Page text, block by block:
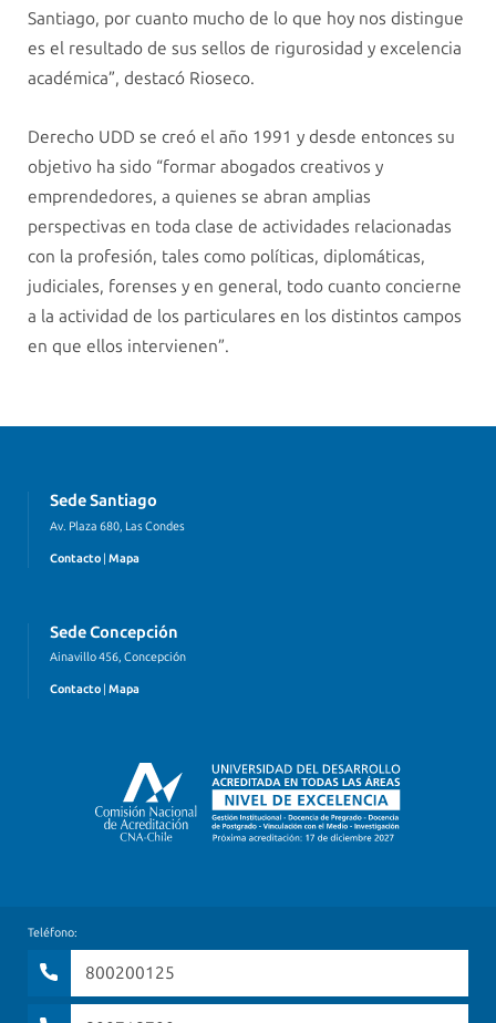
Santiago, por cuanto mucho de lo que hoy nos distingue
es el resultado de sus sellos de rigurosidad y excelencia
académica”, destacó Rioseco.
Derecho UDD se creó el año 1991 y desde entonces su
objetivo ha sido “formar abogados creativos y
emprendedores, a quienes se abran amplias
perspectivas en toda clase de actividades relacionadas
con la profesión, tales como políticas, diplomáticas,
judiciales, forenses y en general, todo cuanto concierne
a la actividad de los particulares en los distintos campos
en que ellos intervienen”.
Sede Santiago
Av. Plaza 680, Las Condes
Contacto | Mapa
Sede Concepción
Ainavillo 456, Concepción
Contacto Mapa
Teléfono:
800200125